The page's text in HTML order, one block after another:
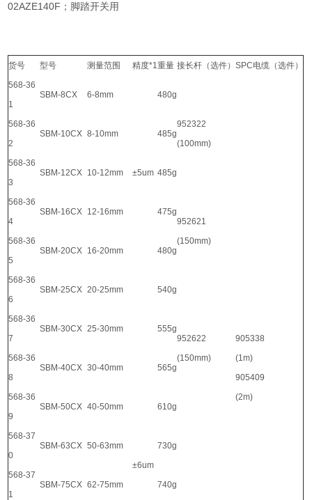
02AZE140F；脚踏开关用
货号 型号 测量范围 精度*1重量 接长杆（选件）SPC电缆（选件）
568-36
1
SBM-8CX 6-8mm
±5um
480g
952322
(100mm)
905338
(1m)
905409
(2m)
568-36
2
SBM-10CX 8-10mm 485g
568-36
3
SBM-12CX 10-12mm 485g
568-36
4
SBM-16CX 12-16mm
475g
952621
(150mm)
568-36
5
SBM-20CX 16-20mm 480g
568-36
6
SBM-25CX 20-25mm
±6um
540g
952622
(150mm)
568-36
7
SBM-30CX 25-30mm 555g
568-36
8
SBM-40CX 30-40mm 565g
568-36
9
SBM-50CX 40-50mm 610g
568-37
0
SBM-63CX 50-63mm 730g
568-37
1
SBM-75CX 62-75mm 740g